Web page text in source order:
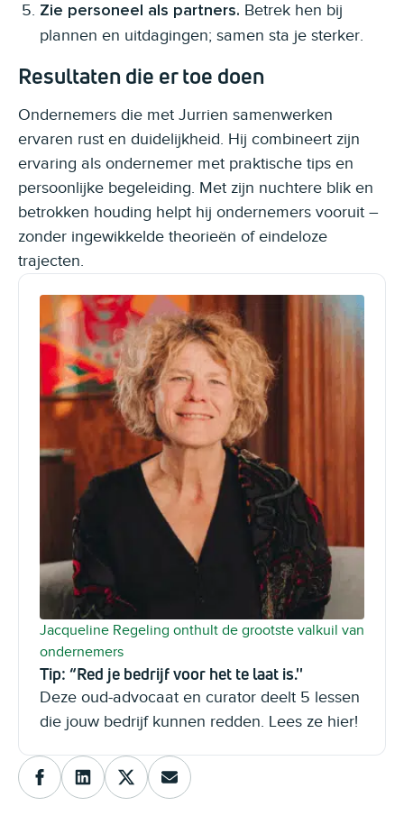
Zie personeel als partners. Betrek hen bij
plannen en uitdagingen; samen sta je sterker.
Resultaten die er toe doen
Ondernemers die met Jurrien samenwerken
ervaren rust en duidelijkheid. Hij combineert zijn
ervaring als ondernemer met praktische tips en
persoonlijke begeleiding. Met zijn nuchtere blik en
betrokken houding helpt hij ondernemers vooruit –
zonder ingewikkelde theorieën of eindeloze
trajecten.
Jacqueline Regeling onthult de grootste valkuil van
ondernemers
Tip: “Red je bedrijf voor het te laat is.''
Deze oud-advocaat en curator deelt 5 lessen
die jouw bedrijf kunnen redden. Lees ze hier!